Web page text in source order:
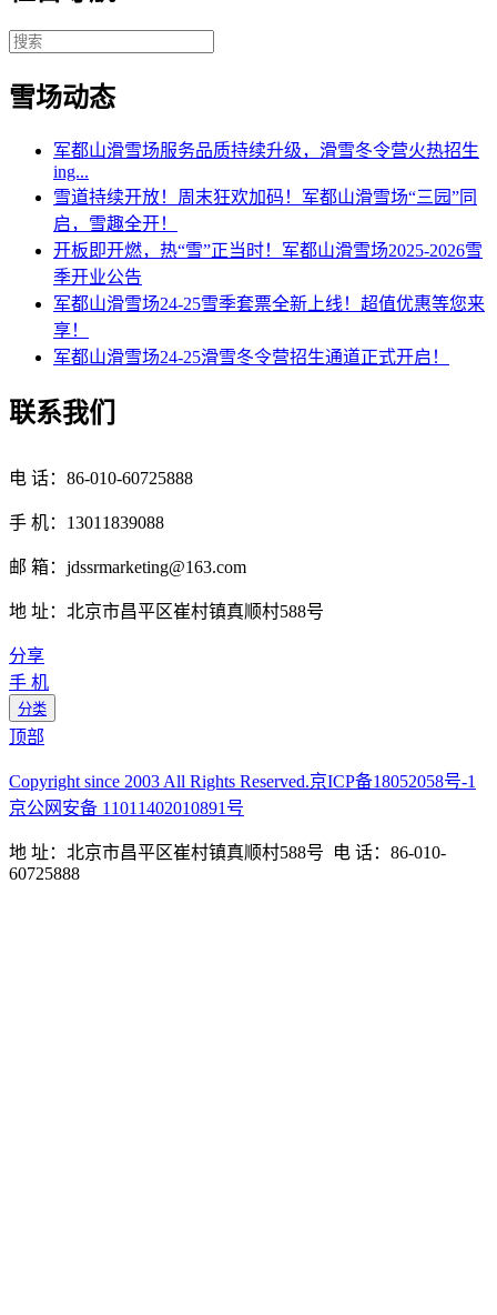
雪场动态
军都山滑雪场服务品质持续升级，滑雪冬令营火热招生
ing...
雪道持续开放！周末狂欢加码！军都山滑雪场“三园”同
启，雪趣全开！
开板即开燃，热“雪”正当时！军都山滑雪场2025-2026雪
季开业公告
军都山滑雪场24-25雪季套票全新上线！超值优惠等您来
享！
军都山滑雪场24-25滑雪冬令营招生通道正式开启！
联系我们
电 话：86-010-60725888
手 机：13011839088
邮 箱：jdssrmarketing@163.com
地 址：北京市昌平区崔村镇真顺村588号
分享
手 机
分类
顶部
Copyright since 2003 All Rights Reserved.京ICP备18052058号-1
京公网安备 11011402010891号
地 址：北京市昌平区崔村镇真顺村588号 电 话：86-010-
60725888